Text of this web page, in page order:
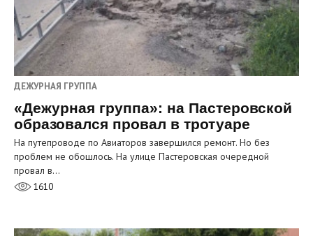
ДЕЖУРНАЯ ГРУППА
«Дежурная группа»: на Пастеровской
образовался провал в тротуаре
На путепроводе по Авиаторов завершился ремонт. Но без
проблем не обошлось. На улице Пастеровская очередной
провал в…
1610